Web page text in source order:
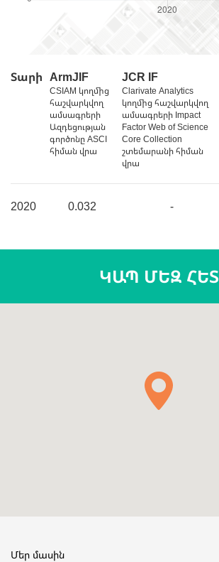
Տարի ArmJIF
CSIAM կողմից
հաշվարկվող
ամսագրերի
Ազդեցության
գործոնը ASCI
հիման վրա
JCR IF
Clarivate Analytics
կողմից հաշվարկվող
ամսագրերի Impact
Factor Web of Science
Core Collection
շտեմարանի հիման
վրա
2020 0.032 -
ԿԱՊ ՄԵԶ ՀԵՏ
Մեր մասին